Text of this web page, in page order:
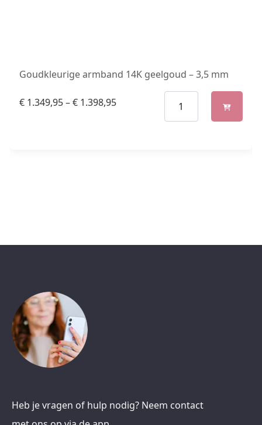
Goudkleurige armband 14K geelgoud – 3,5 mm
€ 1.349,95–€ 1.398,95
Heb je vragen of hulp nodig? Neem contact